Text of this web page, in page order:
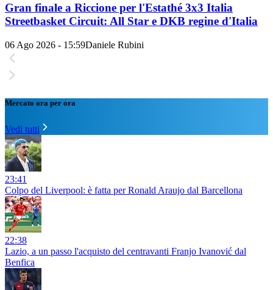
Gran finale a Riccione per l'Estathé 3x3 Italia
Streetbasket Circuit: All Star e DKB regine d'Italia
06 Ago 2026 - 15:59Daniele Rubini
Mercato ora per ora
Vedi tutti
23:41
Colpo del Liverpool: è fatta per Ronald Araujo dal Barcellona
22:38
Lazio, a un passo l'acquisto del centravanti Franjo Ivanović dal
Benfica